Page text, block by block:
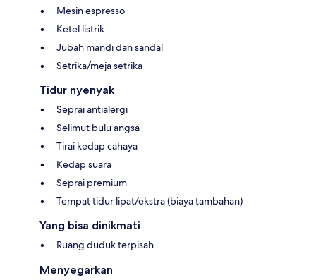
Mesin espresso
Ketel listrik
Jubah mandi dan sandal
Setrika/meja setrika
Tidur nyenyak
Seprai antialergi
Selimut bulu angsa
Tirai kedap cahaya
Kedap suara
Seprai premium
Tempat tidur lipat/ekstra (biaya tambahan)
Yang bisa dinikmati
Ruang duduk terpisah
Menyegarkan